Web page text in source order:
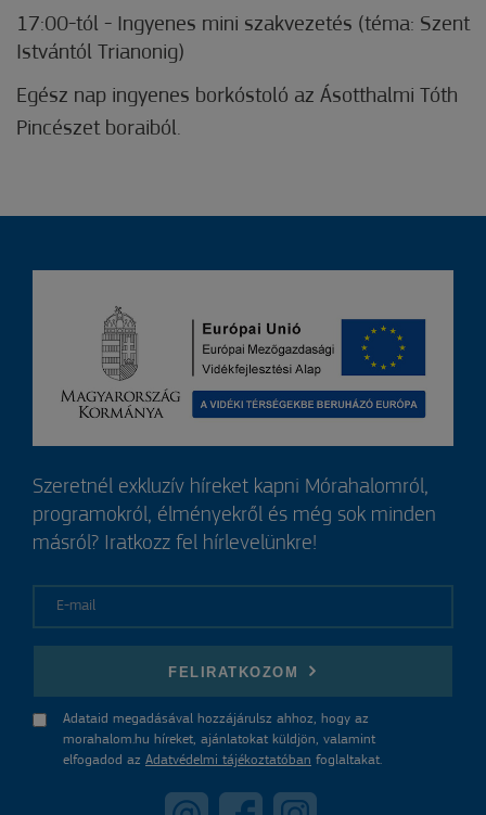
17:00-tól - Ingyenes mini szakvezetés (téma: Szent
Istvántól Trianonig)
Egész nap ingyenes borkóstoló az Ásotthalmi Tóth
Pincészet boraiból.
Szeretnél exkluzív híreket kapni Mórahalomról,
programokról, élményekről és még sok minden
másról? Iratkozz fel hírlevelünkre!
FELIRATKOZOM
Adataid megadásával hozzájárulsz ahhoz, hogy az
morahalom.hu híreket, ajánlatokat küldjön, valamint
elfogadod az Adatvédelmi tájékoztatóban foglaltakat.